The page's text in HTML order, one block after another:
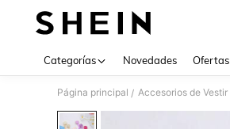
Categorías Novedades Ofertas
Página principal / Accesorios de Vestir